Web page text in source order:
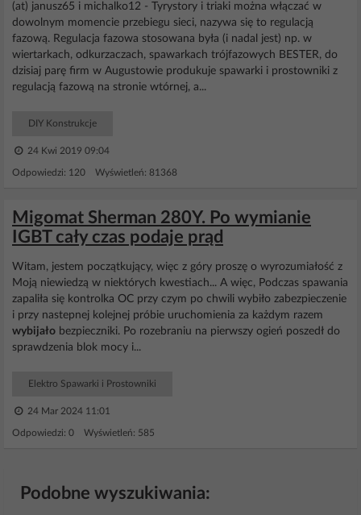
(at) janusz65 i michalko12 - Tyrystory i triaki można włączać w
dowolnym momencie przebiegu sieci, nazywa się to regulacją
fazową. Regulacja fazowa stosowana była (i nadal jest) np. w
wiertarkach, odkurzaczach, spawarkach trójfazowych BESTER, do
dzisiaj parę firm w Augustowie produkuje spawarki i prostowniki z
regulacją fazową na stronie wtórnej, a...
DIY Konstrukcje
24 Kwi 2019 09:04
Odpowiedzi: 120 Wyświetleń: 81368
Migomat Sherman 280Y. Po wymianie
IGBT cały czas podaje prąd
Witam, jestem początkujący, więc z góry proszę o wyrozumiałość z
Moją niewiedzą w niektórych kwestiach... A więc, Podczas spawania
zapaliła się kontrolka OC przy czym po chwili wybiło zabezpieczenie
i przy nastepnej kolejnej próbie uruchomienia za każdym razem
wybijało bezpieczniki. Po rozebraniu na pierwszy ogień poszedł do
sprawdzenia blok mocy i...
Elektro Spawarki i Prostowniki
24 Mar 2024 11:01
Odpowiedzi: 0 Wyświetleń: 585
Podobne wyszukiwania: